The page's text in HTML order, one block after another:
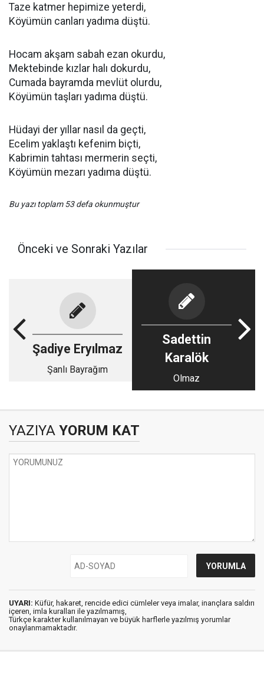
Taze katmer hepimize yeterdi,
Köyümün canları yadıma düştü.
Hocam akşam sabah ezan okurdu,
Mektebinde kızlar halı dokurdu,
Cumada bayramda mevlüt olurdu,
Köyümün taşları yadıma düştü.
Hüdayi der yıllar nasıl da geçti,
Ecelim yaklaştı kefenim biçti,
Kabrimin tahtası mermerin seçti,
Köyümün mezarı yadıma düştü.
Bu yazı toplam 53 defa okunmuştur
Önceki ve Sonraki Yazılar
Şadiye Eryılmaz
Şanlı Bayrağım
Sadettin
Karalök
Olmaz
YAZIYA YORUM KAT
UYARI: Küfür, hakaret, rencide edici cümleler veya imalar, inançlara saldırı
içeren, imla kuralları ile yazılmamış,
Türkçe karakter kullanılmayan ve büyük harflerle yazılmış yorumlar
onaylanmamaktadır.